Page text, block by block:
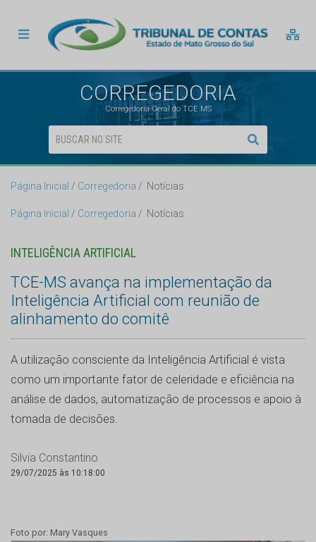
CORREGEDORIA
Corregedoria-Geral do TCE MS
Página Inicial Corregedoria Notícias
Página Inicial Corregedoria Notícias
INTELIGÊNCIA ARTIFICIAL
TCE-MS avança na implementação da
Inteligência Artificial com reunião de
alinhamento do comitê
A utilização consciente da Inteligência Artificial é vista
como um importante fator de celeridade e eficiência na
análise de dados, automatização de processos e apoio à
tomada de decisões.
Silvia Constantino
29/07/2025 às 10:18:00
Foto por: Mary Vasques